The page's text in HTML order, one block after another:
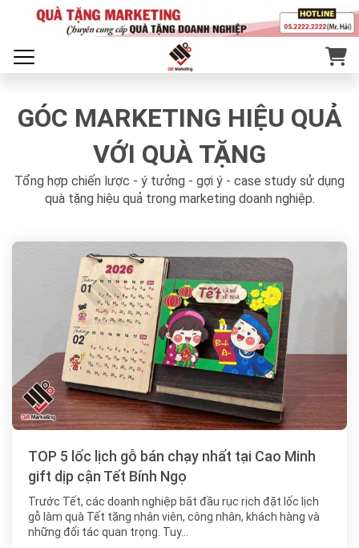
GÓC MARKETING HIỆU QUẢ
VỚI QUÀ TẶNG
Tổng hợp chiến lược - ý tưởng - gợi ý - case study sử dụng
quà tặng hiệu quả trong marketing doanh nghiệp.
TOP 5 lốc lịch gỗ bán chạy nhất tại Cao Minh
gift dịp cận Tết Bính Ngọ
Trước Tết, các doanh nghiệp bắt đầu rục rịch đặt lốc lịch
gỗ làm quà Tết tặng nhân viên, công nhân, khách hàng và
những đối tác quan trọng. Tuy…